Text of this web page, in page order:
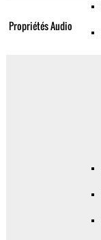
Propriétés Audio